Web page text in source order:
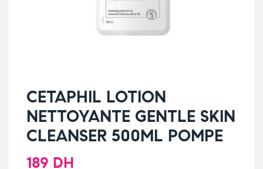
CETAPHIL LOTION
NETTOYANTE GENTLE SKIN
CLEANSER 500ML POMPE
189 DH